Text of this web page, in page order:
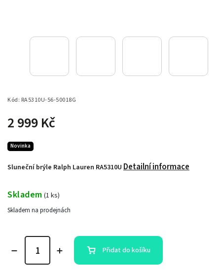
Kód: RA5310U-56-50018G
2 999 Kč
Sluneční brýle Ralph Lauren RA5310U Detailní informace
Novinka
Skladem (1 ks)
Skladem na prodejnách
Přidat do košíku